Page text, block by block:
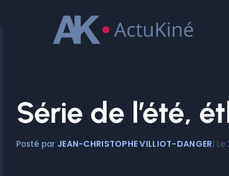
Série de l’été,
JEAN-CHRISTOPHE VILLIOT-DANGER